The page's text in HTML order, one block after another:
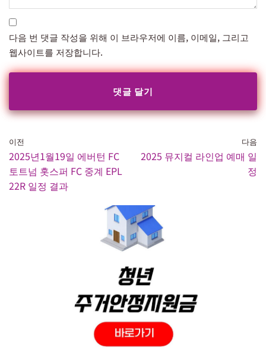
다음 번 댓글 작성을 위해 이 브라우저에 이름, 이메일, 그리고
웹사이트를 저장합니다.
이전
2025년1월19일 에버턴 FC
토트넘 홋스퍼 FC 중계 EPL
22R 일정 결과
다음
2025 뮤지컬 라인업 예매 일
정